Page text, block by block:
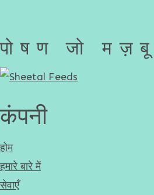
पोषण जो
कंपनी
होम
हमारे बारे में
सेवाएँ